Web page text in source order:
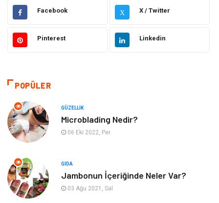
Dekorasyon Elektronik
Güzellik Makine
Sağlıklı Yaşam
Yeme İçme
Organizasyon
Moda
Emlak Spor
Facebook X X / Twitter
Pinterest Linkedin
POPÜLER
GÜZELLIK
Microblading Nedir?
06 Eki 2022, Per
GIDA
Jambonun İçeriğinde Neler Var?
03 Ağu 2021, Sal